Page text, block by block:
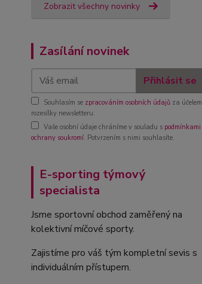
Zobrazit všechny novinky
Zasílání novinek
Přihlásit se
Souhlasím se zpracováním osobních údajů za účelem
rozesílky newsletteru.
Vaše osobní údaje chráníme v souladu s podmínkami
ochrany soukromí. Potvrzením s nimi souhlasíte.
E-sporting týmový
specialista
Jsme sportovní obchod zaměřený na
kolektivní míčové sporty.
Zajistíme pro váš tým kompletní sevis s
individuálním přístupem.